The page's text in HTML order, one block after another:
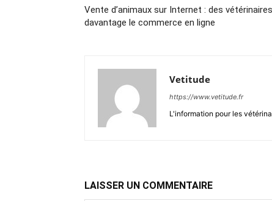
Vente d’animaux sur Internet : des
davantage le commerce en ligne
Vetitude
https://www.vetitude.fr
L'information pour les
LAISSER UN COMMENTAIRE